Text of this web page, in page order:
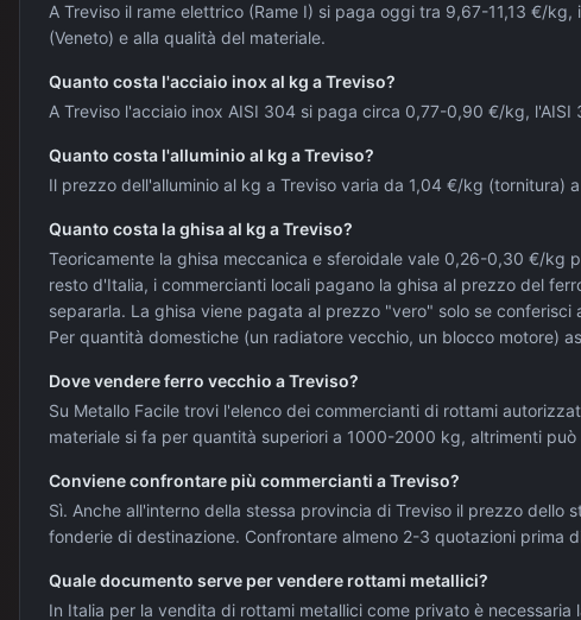
A Treviso il rame elettrico (Rame I) si paga oggi tra 9,67-11,13 €/
(Veneto) e alla qualità del materiale.
Quanto costa l'acciaio inox al kg a Treviso?
A Treviso l'acciaio inox AISI 304 si paga circa 0,77-0,90 €/kg,
Quanto costa l'alluminio al kg a Treviso?
Il prezzo dell'alluminio al kg a Treviso varia da 1,04 €/kg
Quanto costa la ghisa al kg a Treviso?
Teoricamente la ghisa meccanica e sferoidale vale 0,26-0,30 €/kg
resto d'Italia, i commercianti locali pagano la ghisa al prezzo del
separarla. La ghisa viene pagata al prezzo "vero" solo se
Per quantità domestiche (un radiatore vecchio, un blocco motore)
Dove vendere ferro vecchio a Treviso?
Su Metallo Facile trovi l'elenco dei commercianti di rottami
materiale si fa per quantità superiori a 1000-2000 kg, altrimenti
Conviene confrontare più commercianti a Treviso?
Sì. Anche all'interno della stessa provincia di Treviso il prezzo
fonderie di destinazione. Confrontare almeno 2-3 quotazioni prima
Quale documento serve per vendere rottami metallici?
In Italia per la vendita di rottami metallici come privato è